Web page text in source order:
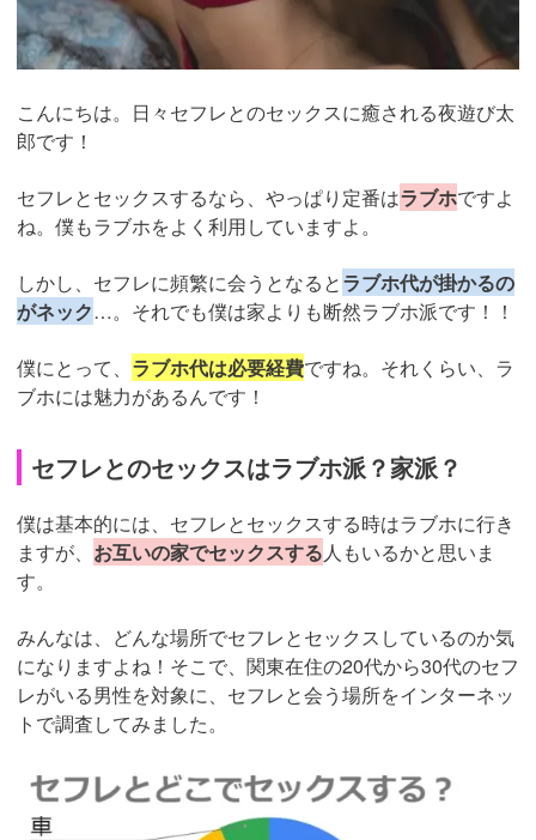
こんにちは。日々セフレとのセックスに癒される夜遊び太
郎です！
セフレとセックスするなら、やっぱり定番はラブホですよ
ね。僕もラブホをよく利用していますよ。
しかし、セフレに頻繁に会うとなるとラブホ代が掛かるの
がネック…。それでも僕は家よりも断然ラブホ派です！！
僕にとって、 ラブホ代は必要経費ですね。それくらい、ラ
ブホには魅力があるんです！
セフレとのセックスはラブホ派？家派？
僕は基本的には、セフレとセックスする時はラブホに行き
ますが、 お互いの家でセックスする人もいるかと思いま
す。
みんなは、どんな場所でセフレとセックスしているのか気
になりますよね！そこで、関東在住の20代から30代のセフ
レがいる男性を対象に、セフレと会う場所をインターネッ
トで調査してみました。